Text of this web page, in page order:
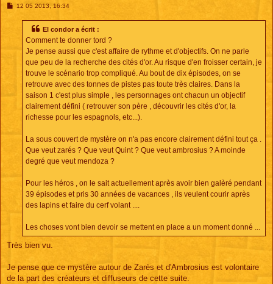
M12 05 2013, 16:34
El condor a écrit :
Comment te donner tord ?
Je pense aussi que c'est affaire de rythme et d'objectifs. On ne parle
que peu de la recherche des cités d'or. Au risque d'en froisser certain, je
trouve le scénario trop compliqué. Au bout de dix épisodes, on se
retrouve avec des tonnes de pistes pas toute très claires. Dans la
saison 1 c'est plus simple , les personnages ont chacun un objectif
clairement défini ( retrouver son père , découvrir les cités d'or, la
richesse pour les espagnols, etc...).
La sous couvert de mystère on n'a pas encore clairement défini tout ça .
Que veut zarés ? Que veut Quint ? Que veut ambrosius ? A moinde
degré que veut mendoza ?
Pour les héros , on le sait actuellement après avoir bien galèré pendant
39 épisodes et pris 30 années de vacances , ils veulent courir après
des lapins et faire du cerf volant ....
Les choses vont bien devoir se mettent en place a un moment donné ...
Très bien vu.
Je pense que ce mystère autour de Zarès et d'Ambrosius est volontaire
de la part des créateurs et diffuseurs de cette suite.